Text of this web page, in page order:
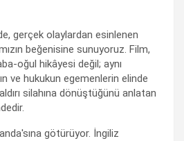
gerçek olaylardan esinlenen
beğenisine sunuyoruz. Film,
oğul hikâyesi değil; aynı
ve hukukun egemenlerin elinde
silahına dönüştüğünü anlatan
götürüyor. İngiliz